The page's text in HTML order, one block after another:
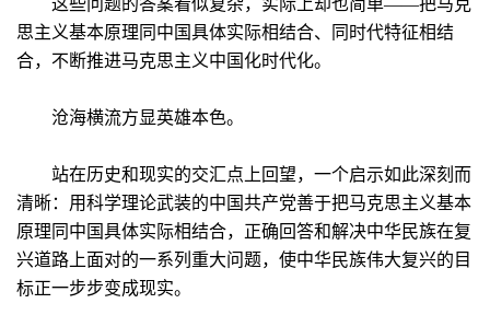
这些问题的答案看似复杂，实际上却也简单——把马克
思主义基本原理同中国具体实际相结合、同时代特征相结
合，不断推进马克思主义中国化时代化。
沧海横流方显英雄本色。
站在历史和现实的交汇点上回望，一个启示如此深刻而
清晰：用科学理论武装的中国共产党善于把马克思主义基本
原理同中国具体实际相结合，正确回答和解决中华民族在复
兴道路上面对的一系列重大问题，使中华民族伟大复兴的目
标正一步步变成现实。